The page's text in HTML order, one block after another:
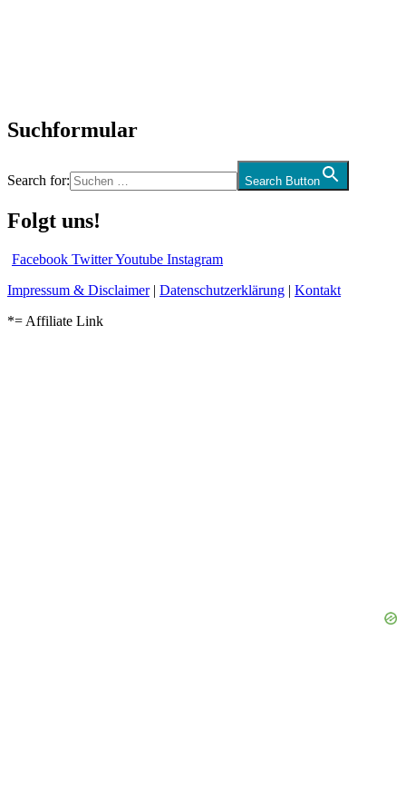
Suchformular
Search for: Search Button
Folgt uns!
Facebook TwitterYoutube Instagram
Impressum & Disclaimer| Datenschutzerklärung | Kontakt
*= Affiliate Link